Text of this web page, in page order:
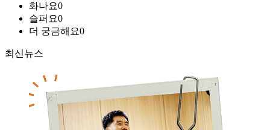
화나요0
슬퍼요0
더 궁금해요0
최신뉴스